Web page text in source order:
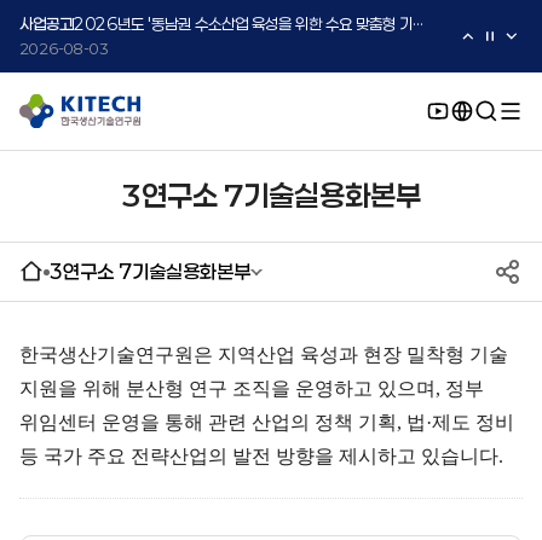
사업공고 2026년도 '동남권 수소산업 육성을 위한 수요 맞춤형 기술지원 사업' 수요기업 2차 모집 공고
2026-08-03
사업공고 2026년도 중소·중견기업 글로벌 시장 진출을 위한 K-Convergence 글로벌 시험·실증 지원 프로그램 모집공고(2차)
2026-08-03
3연구소 7기술실용화본부
3연구소 7기술실용화본부
한국생산기술연구원은 지역산업 육성과 현장 밀착형 기술
지원을 위해 분산형 연구 조직을 운영하고 있으며, 정부
위임센터 운영을 통해 관련 산업의 정책 기획, 법·제도 정비
등 국가 주요 전략산업의 발전 방향을 제시하고 있습니다.